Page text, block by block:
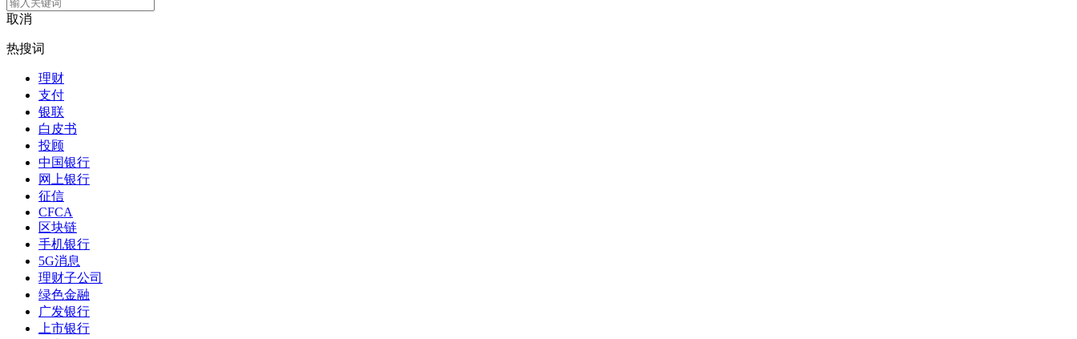
取消
热搜词
理财
支付
银联
白皮书
投顾
中国银行
网上银行
征信
CFCA
区块链
手机银行
5G消息
理财子公司
绿色金融
广发银行
上市银行